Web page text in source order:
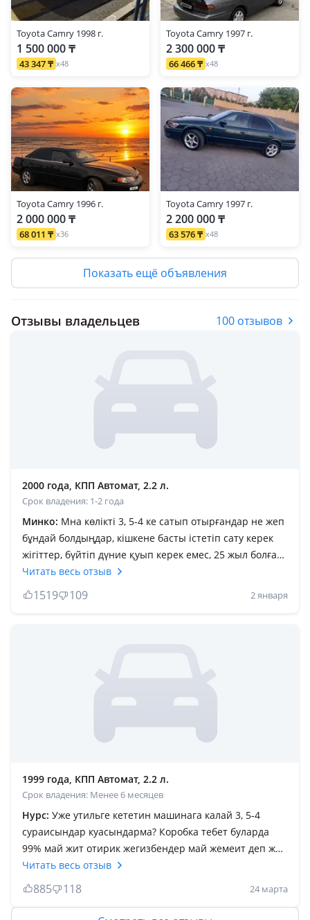
Toyota Camry 1998 г.
1 500 000 ₸
43 347 ₸ x48
Toyota Camry 1997 г.
2 300 000 ₸
66 466 ₸ x48
Toyota Camry 1996 г.
2 000 000 ₸
68 011 ₸ x36
Toyota Camry 1997 г.
2 200 000 ₸
63 576 ₸ x48
Показать ещё объявления
Отзывы владельцев 100 отзывов
2000 года, КПП Автомат, 2.2 л.
Срок владения: 1-2 года
Минко: Мна көлікті 3, 5-4 ке сатып отырғандар не жеп
бұндай болдыңдар, кішкене басты істетіп сату керек
жігіттер, бүйтіп дүние қуып керек емес, 25 жыл болған
көлікті бұндай бағаға сатып ұялу керек, Ақша
жетпегенен емес ішім ашығанан жазып отырм, осыдан
3 ай бұрын жақсы Камри 25 3, 3 ке алғанмын ескі
мыңдық Андройд, багажды 2 рет ұрсан ғана жабылад,
кішкене ойланыңдар, әр нәрсенің өзінің бағасы
Читать весь отзыв
1519 109 2 января
1999 года, КПП Автомат, 2.2 л.
Срок владения: Менее 6 месяцев
Нурс: Уже утильге кететин машинага калай 3, 5-4
сураисындар куасындарма? Коробка тебет буларда
99% май жит отирик жегизбендер май жемеит деп жит
конкретно! 4-5 рет боялган 15 астам хозяин болган
машина шротка уялмаи 3тен томен жок деитындерге
аитарым не жеп акылды болдындар. Осы камриды
алам деп издеп жургендер сендерге аитарым канша
Читать весь отзыв
885 118 24 марта